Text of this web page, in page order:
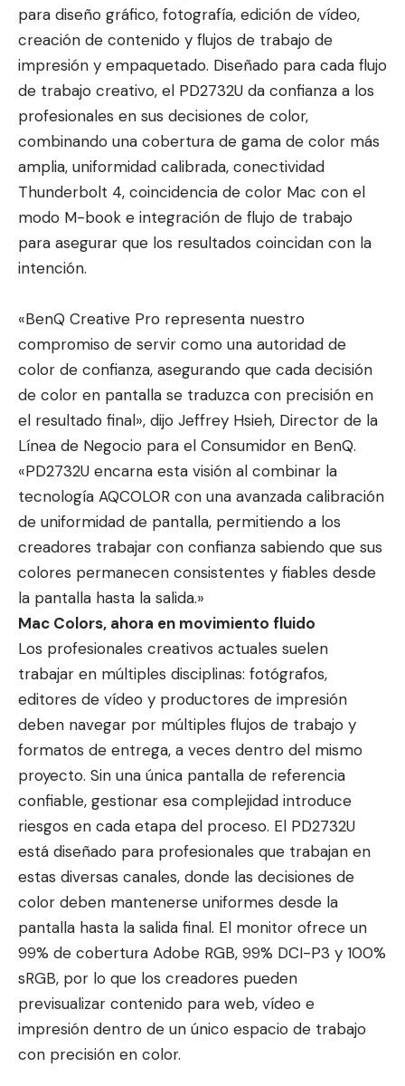
para diseño gráfico, fotografía, edición de vídeo,
creación de contenido y flujos de trabajo de
impresión y empaquetado. Diseñado para cada flujo
de trabajo creativo, el PD2732U da confianza a los
profesionales en sus decisiones de color,
combinando una cobertura de gama de color más
amplia, uniformidad calibrada, conectividad
Thunderbolt 4, coincidencia de color Mac con el
modo M-book e integración de flujo de trabajo
para asegurar que los resultados coincidan con la
intención.
«BenQ Creative Pro representa nuestro
compromiso de servir como una autoridad de
color de confianza, asegurando que cada decisión
de color en pantalla se traduzca con precisión en
el resultado final», dijo Jeffrey Hsieh, Director de la
Línea de Negocio para el Consumidor en BenQ.
«PD2732U encarna esta visión al combinar la
tecnología AQCOLOR con una avanzada calibración
de uniformidad de pantalla, permitiendo a los
creadores trabajar con confianza sabiendo que sus
colores permanecen consistentes y fiables desde
la pantalla hasta la salida.»
Mac Colors, ahora en movimiento fluido
Los profesionales creativos actuales suelen
trabajar en múltiples disciplinas: fotógrafos,
editores de vídeo y productores de impresión
deben navegar por múltiples flujos de trabajo y
formatos de entrega, a veces dentro del mismo
proyecto. Sin una única pantalla de referencia
confiable, gestionar esa complejidad introduce
riesgos en cada etapa del proceso. El PD2732U
está diseñado para profesionales que trabajan en
estas diversas canales, donde las decisiones de
color deben mantenerse uniformes desde la
pantalla hasta la salida final. El monitor ofrece un
99% de cobertura Adobe RGB, 99% DCI-P3 y 100%
sRGB, por lo que los creadores pueden
previsualizar contenido para web, vídeo e
impresión dentro de un único espacio de trabajo
con precisión en color.